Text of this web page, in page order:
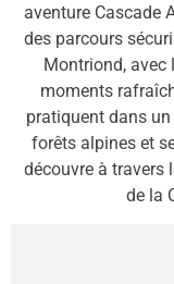
aventure Cascade
des parcours
Montriond, avec
moments
pratiquent dans un
forêts alpines et
découvre à travers
de la